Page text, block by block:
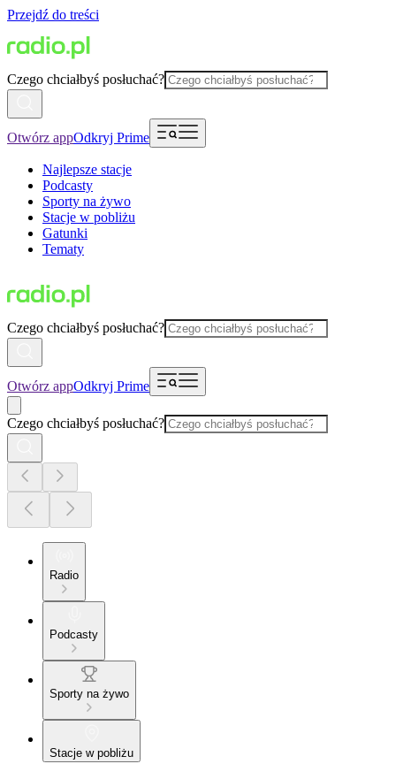
Przejdź do treści
Czego chciałbyś posłuchać?
Otwórz appOdkryj Prime
Najlepsze stacje
Podcasty
Sporty na żywo
Stacje w pobliżu
Gatunki
Tematy
Czego chciałbyś posłuchać?
Otwórz appOdkryj Prime
Czego chciałbyś posłuchać?
Radio
Podcasty
Sporty na żywo
Stacje w pobliżu